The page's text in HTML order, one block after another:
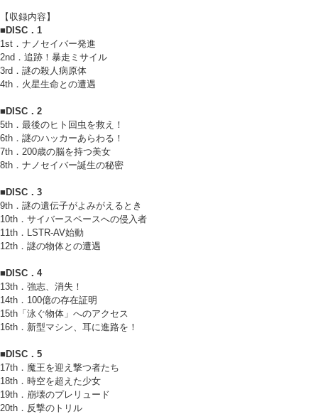
【収録内容】
■DISC．1
1st．ナノセイバー発進
2nd．追跡！暴走ミサイル
3rd．謎の殺人病原体
4th．火星生命との遭遇
■DISC．2
5th．最後のヒト回虫を救え！
6th．謎のハッカーあらわる！
7th．200歳の脳を持つ美女
8th．ナノセイバー誕生の秘密
■DISC．3
9th．謎の遺伝子がよみがえるとき
10th．サイバースペースへの侵入者
11th．LSTR-AV始動
12th．謎の物体との遭遇
■DISC．4
13th．強志、消失！
14th．100億の存在証明
15th「泳ぐ物体」へのアクセス
16th．新型マシン、耳に進路を！
■DISC．5
17th．魔王を迎え撃つ者たち
18th．時空を超えた少女
19th．崩壊のプレリュード
20th．反撃のトリル